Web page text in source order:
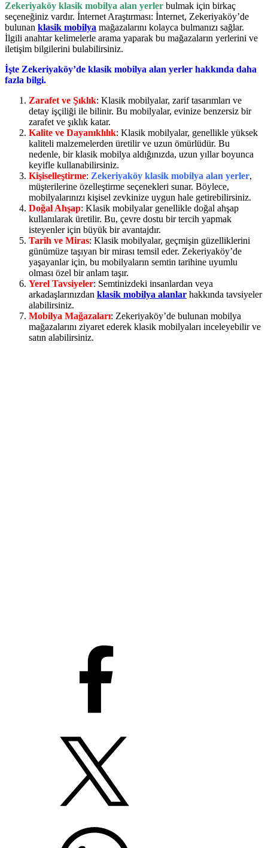
Zekeriyaköy klasik mobilya alan yerler bulmak için birkaç
seçeneğiniz vardır. İnternet Araştırması: İnternet, Zekeriyaköy’de
bulunan klasik mobilya mağazalarını kolayca bulmanızı sağlar.
İlgili anahtar kelimelerle arama yaparak bu mağazaların yerlerini ve
iletişim bilgilerini bulabilirsiniz.
İşte Zekeriyaköy’de klasik mobilya alan yerler hakkında daha
fazla bilgi.
Zarafet ve Şıklık: Klasik mobilyalar, zarif tasarımları ve
detay işçiliği ile bilinir. Bu mobilyalar, evinize benzersiz bir
zarafet ve şıklık katar.
Kalite ve Dayanıklılık: Klasik mobilyalar, genellikle yüksek
kaliteli malzemelerden üretilir ve uzun ömürlüdür. Bu
nedenle, bir klasik mobilya aldığınızda, uzun yıllar boyunca
keyifle kullanabilirsiniz.
Kişiselleştirme: Zekeriyaköy klasik mobilya alan yerler,
müşterilerine özelleştirme seçenekleri sunar. Böylece,
mobilyalarınızı kişisel zevkinize uygun hale getirebilirsiniz.
Doğal Ahşap: Klasik mobilyalar genellikle doğal ahşap
kullanılarak üretilir. Bu, çevre dostu bir tercih yapmak
isteyenler için büyük bir avantajdır.
Tarih ve Miras: Klasik mobilyalar, geçmişin güzelliklerini
günümüze taşıyan bir mirası temsil eder. Zekeriyaköy’de
yaşayanlar için, bu mobilyaların semtin tarihine uyumlu
olması özel bir anlam taşır.
Yerel Tavsiyeler: Semtinizdeki insanlardan veya
arkadaşlarınızdan klasik mobilya alanlar hakkında tavsiyeler
alabilirsiniz.
Mobilya Mağazaları: Zekeriyaköy’de bulunan mobilya
mağazalarını ziyaret ederek klasik mobilyaları inceleyebilir ve
satın alabilirsiniz.